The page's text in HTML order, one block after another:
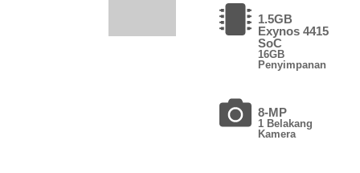
1.5GB
Exynos 4415
SoC
16GB
Penyimpanan
8-MP
1 Belakang
Kamera